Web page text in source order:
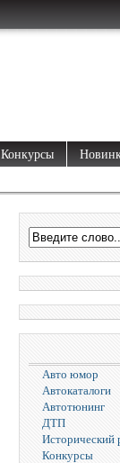
Конкурсы
Авто юмор
Автокаталоги
Автотюнинг
ДТП
Исторический
Конкурсы